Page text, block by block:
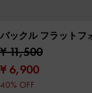
バックル フラットフ
¥ 11,500
¥ 6,900
40% OFF